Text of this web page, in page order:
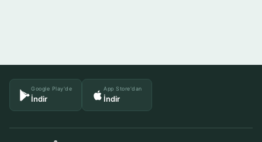
Google Play'de
İndir
App Store'dan
İndir